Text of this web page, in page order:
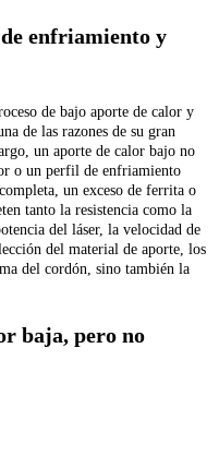
enfriamiento y
de bajo aporte de calor y
de las razones de su gran
un aporte de calor bajo no
o un perfil de enfriamiento
un exceso de ferrita o
tanto la resistencia como la
del láser, la velocidad de
del material de aporte, los
del cordón, sino también la
baja, pero no